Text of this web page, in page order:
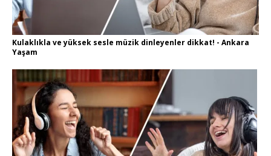
Kulaklıkla ve yüksek sesle müzik dinleyenler dikkat! - Ankara
Yaşam